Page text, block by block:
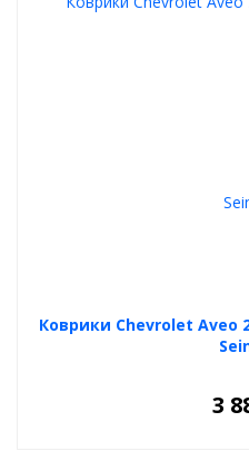
Коврики Chevrolet Aveo
3